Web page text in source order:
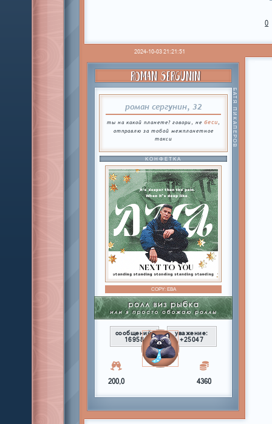
0
2024-10-03 21:21:51
ROMAN SERGUNIN
роман сергунин, 32
ты на какой планете? говори, не беси,
отправлю за тобой межпланетное
такси
БАТЯ ПИКАПЕРОВ
КОНФЕТКА
COPY:ЕВА
сообщений:
16958
уважение:
+25047
200,0 4360